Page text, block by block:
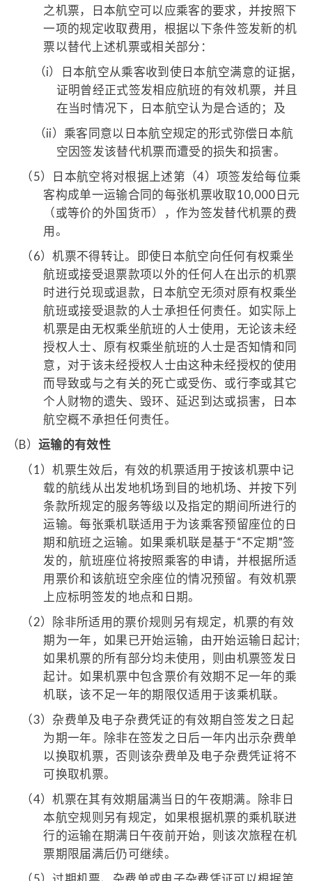
之机票，日本航空可以应乘客的要求，并按照下
一项的规定收取费用，根据以下条件签发新的机
票以替代上述机票或相关部分：
（i）
日本航空从乘客收到使日本航空满意的证据，
证明曾经正式签发相应航班的有效机票，并且
在当时情况下，日本航空认为是合适的；及
（ii） 乘客同意以日本航空规定的形式弥偿日本航
空因签发该替代机票而遭受的损失和损害。
（5）
日本航空将对根据上述第（4）项签发给每位乘
客构成单一运输合同的每张机票收取10,000日元
（或等价的外国货币），作为签发替代机票的费
用。
（6）机票不得转让。即使日本航空向任何有权乘坐
航班或接受退票款项以外的任何人在出示的机票
时进行兑现或退款，日本航空无须对原有权乘坐
航班或接受退款的人士承担任何责任。如实际上
机票是由无权乘坐航班的人士使用，无论该未经
授权人士、原有权乘坐航班的人士是否知情和同
意，对于该未经授权人士由这种未经授权的使用
而导致或与之有关的死亡或受伤、或行李或其它
个人财物的遗失、毁环、延迟到达或损害，日本
航空概不承担任何责任。
（B）运输的有效性
（1）机票生效后，有效的机票适用于按该机票中记
载的航线从出发地机场到目的地机场、并按下列
条款所规定的服务等级以及指定的期间所进行的
运输。每张乘机联适用于为该乘客预留座位的日
期和航班之运输。如果乘机联是基于“不定期”签
发的，航班座位将按照乘客的申请，并根据所适
用票价和该航班空余座位的情况预留。有效机票
上应标明签发的地点和日期。
（2） 除非所适用的票价规则另有规定，机票的有效
期为一年，如果已开始运输，由开始运输日起计;
如果机票的所有部分均未使用，则由机票签发日
起计。如果机票中包含票价有效期不足一年的乘
机联，该不足一年的期限仅适用于该乘机联。
（3） 杂费单及电子杂费凭证的有效期自签发之日起
为期一年。除非在签发之日后一年内出示杂费单
以换取机票，否则该杂费单及电子杂费凭证将不
可换取机票。
（4）机票在其有效期届满当日的午夜期满。除非日
本航空规则另有规定，如果根据机票的乘机联进
行的运输在期满日午夜前开始，则该次旅程在机
票期限届满后仍可继续。